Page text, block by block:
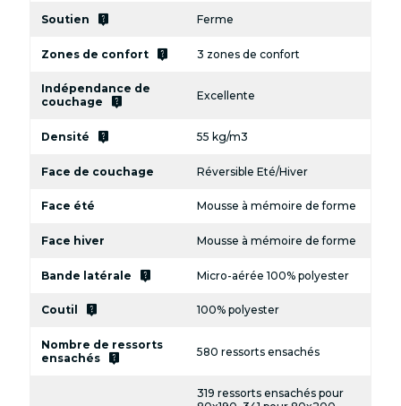
Soutien live_help Ferme
Zones de confort live_help 3 zones de confort
Indépendance de
couchage
live_help Excellente
Densité live_help 55 kg/m3
Face de couchage Réversible Eté/Hiver
Face été Mousse à mémoire de forme
Face hiver Mousse à mémoire de forme
Bande latérale live_help Micro-aérée 100% polyester
Coutil live_help 100% polyester
Nombre de ressorts
ensachés
live_help 580 ressorts ensachés
319 ressorts ensachés pour